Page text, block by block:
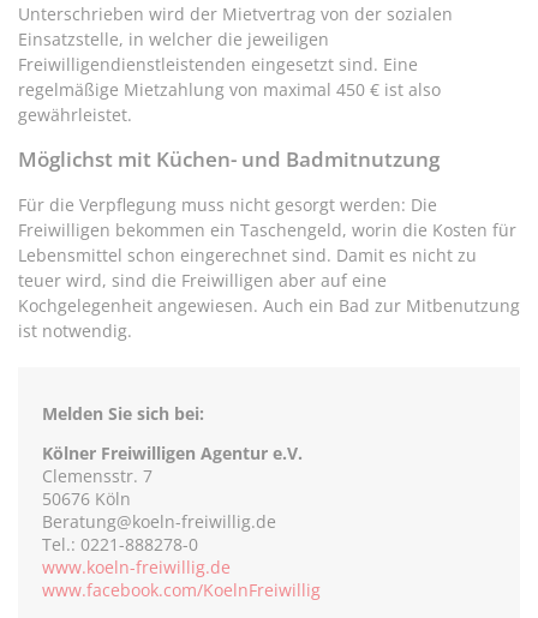
Unterschrieben wird der Mietvertrag von der sozialen
Einsatzstelle, in welcher die jeweiligen
Freiwilligendienstleistenden eingesetzt sind. Eine
regelmäßige Mietzahlung von maximal 450 € ist also
gewährleistet.
Möglichst mit Küchen- und Badmitnutzung
Für die Verpflegung muss nicht gesorgt werden: Die
Freiwilligen bekommen ein Taschengeld, worin die Kosten für
Lebensmittel schon eingerechnet sind. Damit es nicht zu
teuer wird, sind die Freiwilligen aber auf eine
Kochgelegenheit angewiesen. Auch ein Bad zur Mitbenutzung
ist notwendig.
Melden Sie sich bei:
Kölner Freiwilligen Agentur e.V.
Clemensstr. 7
50676 Köln
Beratung@koeln-freiwillig.de
Tel.: 0221-888278-0
www.koeln-freiwillig.de
www.facebook.com/KoelnFreiwillig